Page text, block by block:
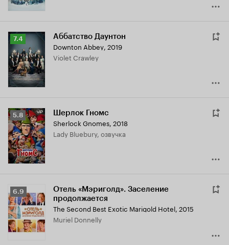
Рейтинг
Кинопоиска
7.4
7.4 Аббатство Даунтон
Downton Abbey, 2019
Violet Crawley
Рейтинг
Кинопоиска
5.8
5.8 Шерлок Гномс
Sherlock Gnomes, 2018
Lady Bluebury, озвучка
Рейтинг
Кинопоиска
6.9
6.9
Отель «Мэриголд». Заселение
продолжается
The Second Best Exotic Marigold Hotel, 2015
Muriel Donnelly